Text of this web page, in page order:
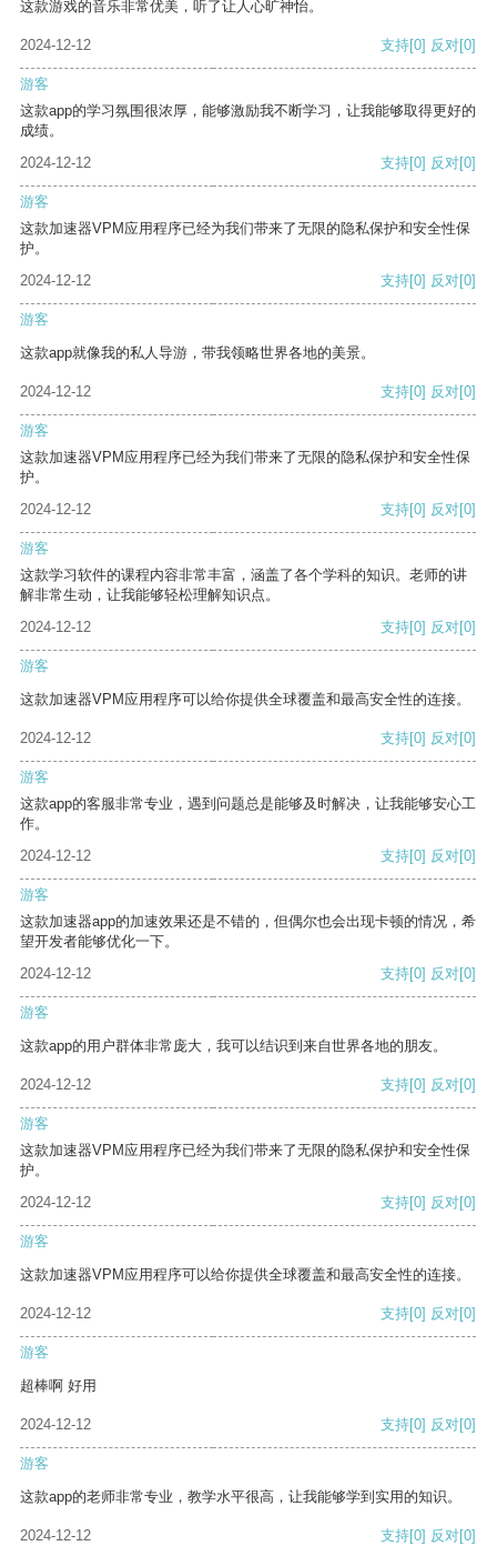
这款游戏的音乐非常优美，听了让人心旷神怡。
2024-12-12 支持[0] 反对[0]
游客
这款app的学习氛围很浓厚，能够激励我不断学习，让我能够取得更好的
成绩。
2024-12-12
支持[0] 反对[0]
游客
这款加速器VPM应用程序已经为我们带来了无限的隐私保护和安全性保
护。
2024-12-12
支持[0] 反对[0]
游客
这款app就像我的私人导游，带我领略世界各地的美景。
2024-12-12 支持[0] 反对[0]
游客
这款加速器VPM应用程序已经为我们带来了无限的隐私保护和安全性保
护。
2024-12-12
支持[0] 反对[0]
游客
这款学习软件的课程内容非常丰富，涵盖了各个学科的知识。老师的讲
解非常生动，让我能够轻松理解知识点。
2024-12-12
支持[0] 反对[0]
游客
这款加速器VPM应用程序可以给你提供全球覆盖和最高安全性的连接。
2024-12-12 支持[0] 反对[0]
游客
这款app的客服非常专业，遇到问题总是能够及时解决，让我能够安心工
作。
2024-12-12
支持[0] 反对[0]
游客
这款加速器app的加速效果还是不错的，但偶尔也会出现卡顿的情况，希
望开发者能够优化一下。
2024-12-12
支持[0] 反对[0]
游客
这款app的用户群体非常庞大，我可以结识到来自世界各地的朋友。
2024-12-12 支持[0] 反对[0]
游客
这款加速器VPM应用程序已经为我们带来了无限的隐私保护和安全性保
护。
2024-12-12
支持[0] 反对[0]
游客
这款加速器VPM应用程序可以给你提供全球覆盖和最高安全性的连接。
2024-12-12 支持[0] 反对[0]
游客
超棒啊 好用
2024-12-12 支持[0] 反对[0]
游客
这款app的老师非常专业，教学水平很高，让我能够学到实用的知识。
2024-12-12 支持[0] 反对[0]